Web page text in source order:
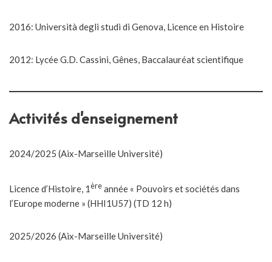
2016: Università degli studi di Genova, Licence en Histoire
2012: Lycée G.D. Cassini, Gênes, Baccalauréat scientifique
Activités d'enseignement
2024/2025 (Aix-Marseille Université)
Licence d’Histoire, 1ère année « Pouvoirs et sociétés dans
l’Europe moderne » (HHI1U57) (TD 12 h)
2025/2026 (Aix-Marseille Université)